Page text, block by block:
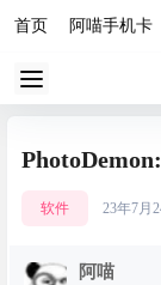
首页 阿喵手机卡
软件 23年7月
阿喵